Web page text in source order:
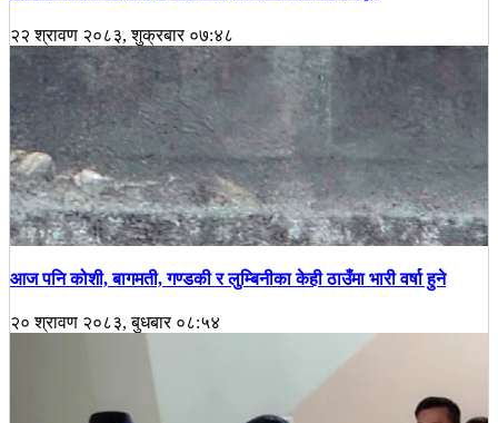
२२ श्रावण २०८३, शुक्रबार ०७:४८
आज पनि कोशी, बागमती, गण्डकी र लुम्बिनीका केही ठाउँमा भारी वर्षा हुने
२० श्रावण २०८३, बुधबार ०८:५४